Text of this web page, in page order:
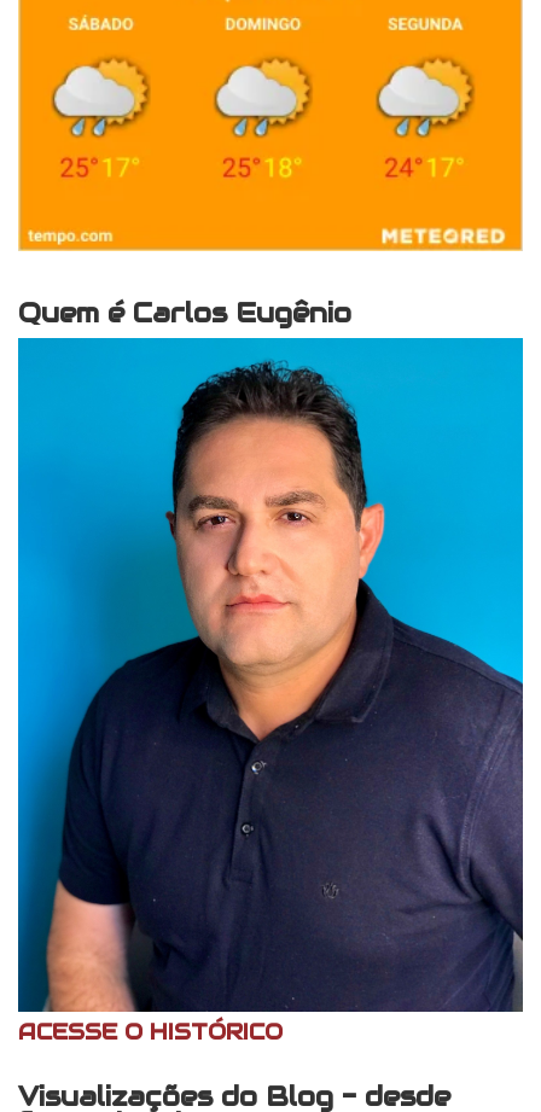
Quem é Carlos Eugênio
ACESSE O HISTÓRICO
Visualizações do Blog - desde